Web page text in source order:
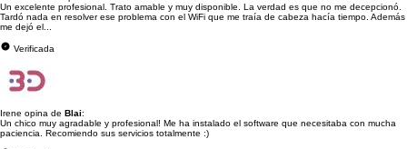
Un excelente profesional. Trato amable y muy disponible. La verdad es que no me decepcionó.
Tardó nada en resolver ese problema con el WiFi que me traía de cabeza hacía tiempo. Además
me dejó el...
Verificada
Irene opina de Blai:
Un chico muy agradable y profesional! Me ha instalado el software que necesitaba con mucha
paciencia. Recomiendo sus servicios totalmente :)